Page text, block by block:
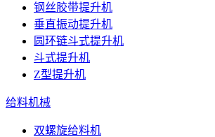
钢丝胶带提升机
垂直振动提升机
圆环链斗式提升机
斗式提升机
Z型提升机
给料机械
双螺旋给料机